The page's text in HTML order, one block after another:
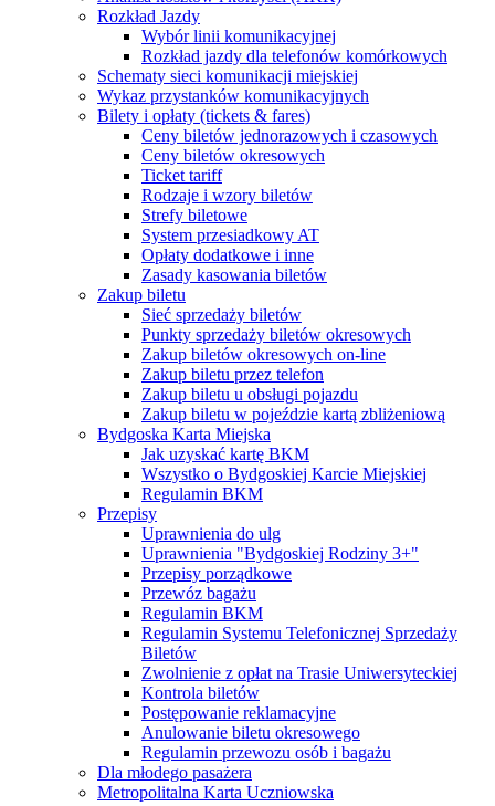
Rozkład Jazdy
Wybór linii komunikacyjnej
Rozkład jazdy dla telefonów komórkowych
Schematy sieci komunikacji miejskiej
Wykaz przystanków komunikacyjnych
Bilety i opłaty (tickets & fares)
Ceny biletów jednorazowych i czasowych
Ceny biletów okresowych
Ticket tariff
Rodzaje i wzory biletów
Strefy biletowe
System przesiadkowy AT
Opłaty dodatkowe i inne
Zasady kasowania biletów
Zakup biletu
Sieć sprzedaży biletów
Punkty sprzedaży biletów okresowych
Zakup biletów okresowych on-line
Zakup biletu przez telefon
Zakup biletu u obsługi pojazdu
Zakup biletu w pojeździe kartą zbliżeniową
Bydgoska Karta Miejska
Jak uzyskać kartę BKM
Wszystko o Bydgoskiej Karcie Miejskiej
Regulamin BKM
Przepisy
Uprawnienia do ulg
Uprawnienia "Bydgoskiej Rodziny 3+"
Przepisy porządkowe
Przewóz bagażu
Regulamin BKM
Regulamin Systemu Telefonicznej Sprzedaży
Biletów
Zwolnienie z opłat na Trasie Uniwersyteckiej
Kontrola biletów
Postępowanie reklamacyjne
Anulowanie biletu okresowego
Regulamin przewozu osób i bagażu
Dla młodego pasażera
Metropolitalna Karta Uczniowska